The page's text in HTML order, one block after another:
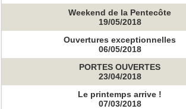
Weekend de la Pentecôte
19/05/2018
Ouvertures exceptionnelles
06/05/2018
PORTES OUVERTES
23/04/2018
Le printemps arrive !
07/03/2018